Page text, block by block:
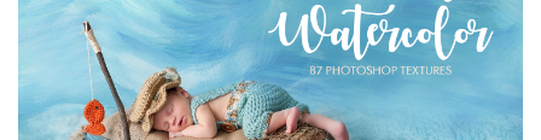
(85 Textures)
Large 6000*4000px
Entire Collection